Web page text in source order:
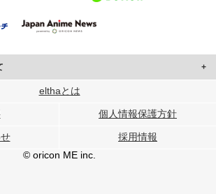
使用して、ユーザーに合わせたコンテンツや広告の
ータ解析の各パートナーに提供しています。
のサービスを使用したときに収集した他の情報を組み
elthaとは
個人情報保護方針
採用情報
© oricon ME inc.